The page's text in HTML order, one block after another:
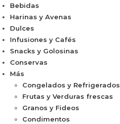
Bebidas
Harinas y Avenas
Dulces
Infusiones y Cafés
Snacks y Golosinas
Conservas
Más
Congelados y Refrigerados
Frutas y Verduras frescas
Granos y Fideos
Condimentos